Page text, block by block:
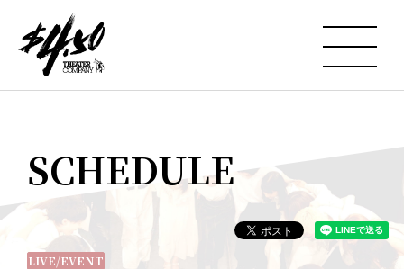
SCHEDULE
LIVE/EVENT